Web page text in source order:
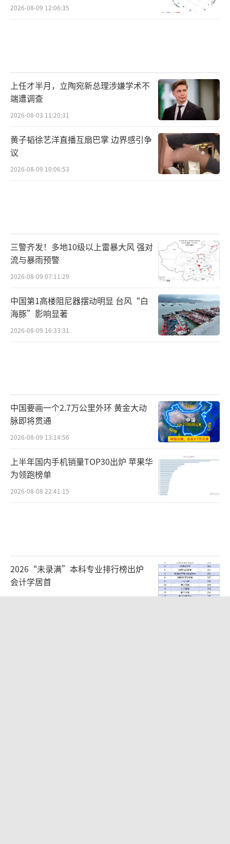
2026-08-09 12:06:35
上任才半月，立陶宛新总理涉嫌学术不
端遭调查
2026-08-03 11:20:31
黄子韬徐艺洋直播互扇巴掌 边界感引争
议
2026-08-09 10:06:53
三警齐发！多地10级以上雷暴大风 强对
流与暴雨预警
2026-08-09 07:11:29
中国第1高楼阻尼器摆动明显 台风“白
海豚”影响显著
2026-08-09 16:33:31
中国要画一个2.7万公里外环 黄金大动
脉即将贯通
2026-08-09 13:14:56
上半年国内手机销量TOP30出炉 苹果华
为领跑榜单
2026-08-08 22:41:15
2026“未录满”本科专业排行榜出炉
会计学居首
2026-08-09 09:11:38